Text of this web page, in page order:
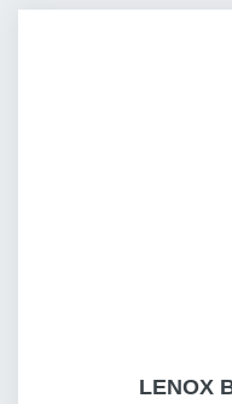
LENOX